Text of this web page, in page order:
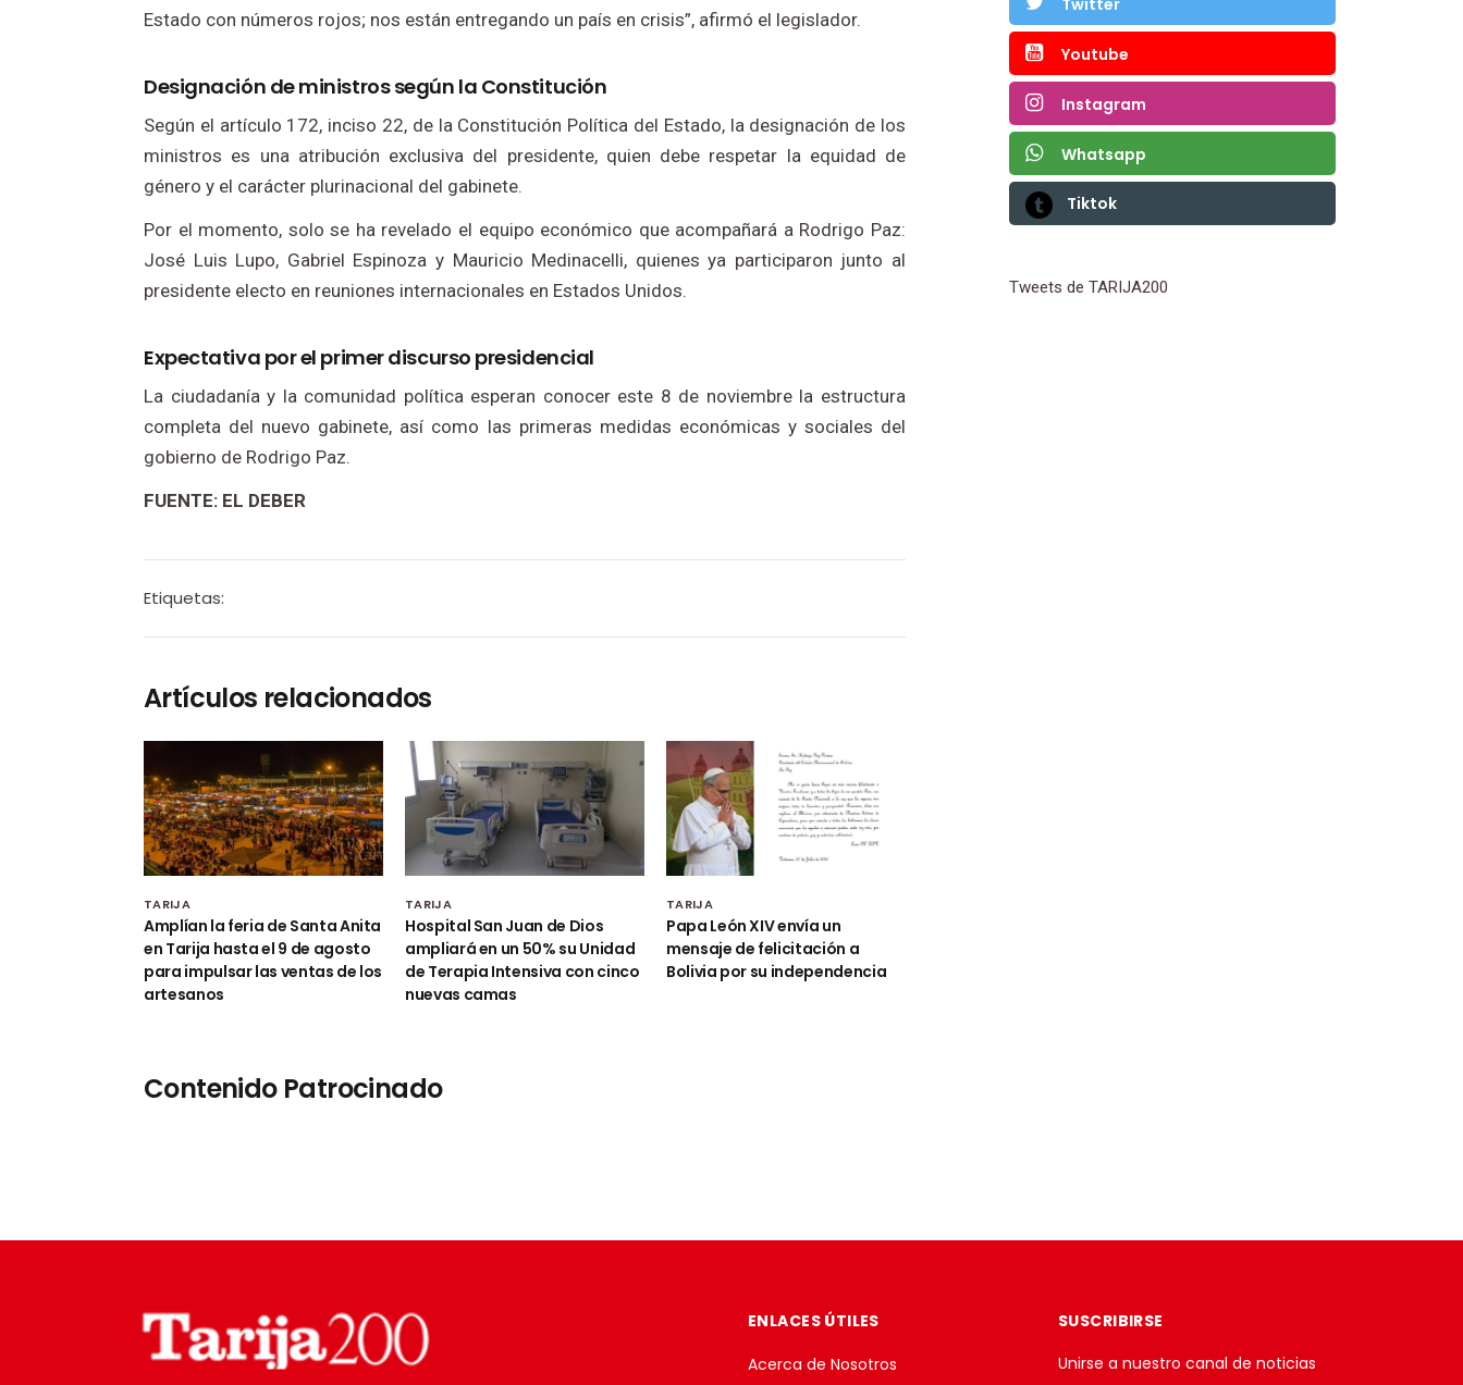
Estado con números rojos; nos están entregando un país en crisis”, afirmó el legislador.
Designación de ministros según la Constitución
Según el artículo 172, inciso 22, de la Constitución Política del Estado, la designación de los
ministros es una atribución exclusiva del presidente, quien debe respetar la equidad de
género y el carácter plurinacional del gabinete.
Por el momento, solo se ha revelado el equipo económico que acompañará a Rodrigo Paz:
José Luis Lupo, Gabriel Espinoza y Mauricio Medinacelli, quienes ya participaron junto al
presidente electo en reuniones internacionales en Estados Unidos.
Expectativa por el primer discurso presidencial
La ciudadanía y la comunidad política esperan conocer este 8 de noviembre la estructura
completa del nuevo gabinete, así como las primeras medidas económicas y sociales del
gobierno de Rodrigo Paz.
FUENTE: EL DEBER
Etiquetas:
Artículos relacionados
TARIJA
Amplían la feria de Santa Anita
en Tarija hasta el 9 de agosto
para impulsar las ventas de los
artesanos
TARIJA
Hospital San Juan de Dios
ampliará en un 50% su Unidad
de Terapia Intensiva con cinco
nuevas camas
TARIJA
Papa León XIV envía un
mensaje de felicitación a
Bolivia por su independencia
Contenido Patrocinado
Youtube
Instagram
Whatsapp
Tiktok
Tweets de TARIJA200
ENLACES ÚTILES
Acerca de Nosotros
SUSCRIBIRSE
Unirse a nuestro canal de noticias